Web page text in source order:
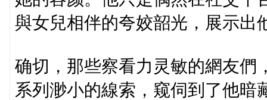
與女兒相伴的夸姣韶光，展示出
确切，那些察看力灵敏的網友們
系列渺小的線索，窥伺到了他暗